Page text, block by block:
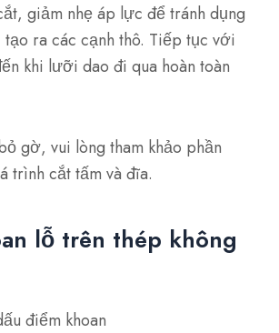
giảm nhẹ áp lực để tránh dụng
ra các cạnh thô. Tiếp tục với
khi lưỡi dao đi qua hoàn toàn
gờ, vui lòng tham khảo phần
trình cắt tấm và đĩa.
lỗ trên thép không
điểm khoan